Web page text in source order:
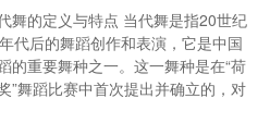
舞的定义与特点 当代舞是指20世纪
代后的舞蹈创作和表演，它是中国
的重要舞种之一。这一舞种是在“荷
”舞蹈比赛中首次提出并确立的，对